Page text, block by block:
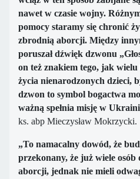
nawet w czasie wojny.
pomocy staramy się chronić
zbrodnią aborcji. Między
poruszał dźwięk dzwonu
on też znakiem tego, jak
życia nienarodzonych dzieci,
dzwon to symbol bogactwa
ważną spełnia misję w
ks. abp Mieczysław Mokrzycki.
„To namacalny dowód, że
przekonany, że już wiele osób
aborcji, jednak nie mieli